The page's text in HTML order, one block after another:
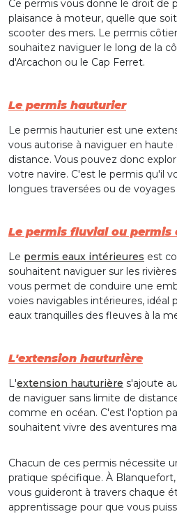
Ce permis vous donne le droit de
plaisance à moteur, quelle que
scooter des mers. Le permis
souhaitez naviguer le long de la
d'Arcachon ou le Cap Ferret.
Le permis hauturier
Le permis hauturier est une
vous autorise à naviguer en
distance. Vous pouvez donc
votre navire. C'est le permis qu'il
longues traversées ou de
Le permis fluvial ou permis
Le permis eaux intérieures est
souhaitent naviguer sur les
vous permet de conduire une
voies navigables intérieures, idéal
eaux tranquilles des fleuves à la
L'extension hauturière
L'extension hauturière s'ajoute
de naviguer sans limite de
comme en océan. C'est l'option
souhaitent vivre des aventures
Chacun de ces permis nécessite
pratique spécifique. À
vous guideront à travers chaque
apprentissage pour que vous